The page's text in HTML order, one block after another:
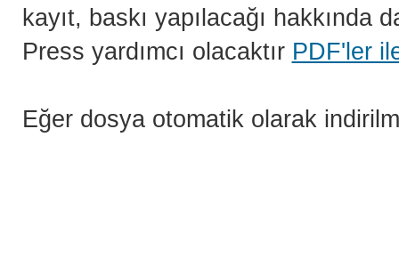
kayıt, baskı yapılacağı
Press yardımcı olacaktır PDF'ler
Eğer dosya otomatik olarak